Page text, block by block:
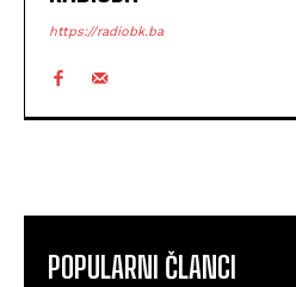
https://radiobk.ba
POPULARNI ČLANCI